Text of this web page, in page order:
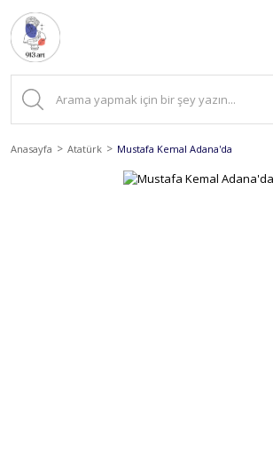
Anasayfa Atatürk Mustafa Kemal Adana'da